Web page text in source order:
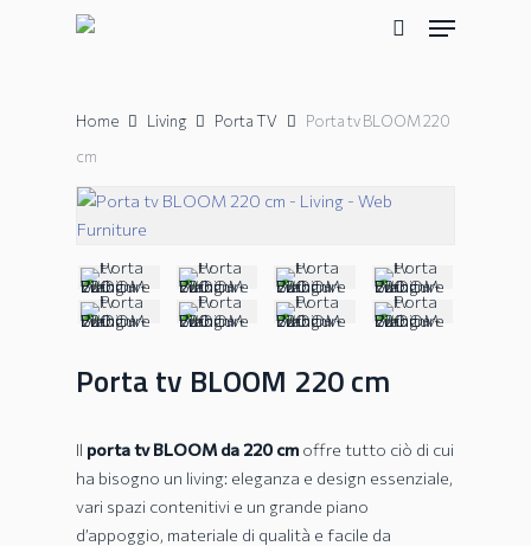
Menu
Home Living Porta TV
Porta tv BLOOM 220
cm
Porta tv BLOOM 220 cm
Il porta tv BLOOM da 220 cm offre tutto ciò di cui
ha bisogno un living: eleganza e design essenziale,
vari spazi contenitivi e un grande piano
d’appoggio, materiale di qualità e facile da